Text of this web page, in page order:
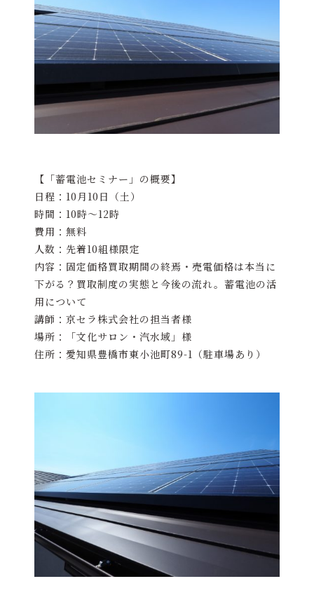
【「蓄電池セミナー」の概要】
日程：10月10日（土）
時間：10時～12時
費用：無料
人数：先着10組様限定
内容：固定価格買取期間の終焉・売電価格は本当に
下がる？買取制度の実態と今後の流れ。蓄電池の活
用について
講師：京セラ株式会社の担当者様
場所：「文化サロン・汽水域」様
住所：愛知県豊橋市東小池町89-1（駐車場あり）